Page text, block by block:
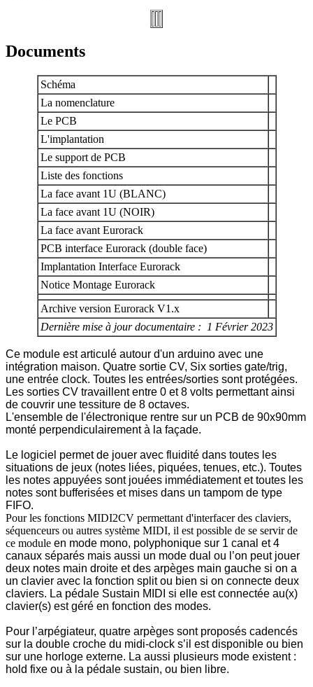
Documents
Schéma
La nomenclature
Le PCB
L'implantation
Le support de PCB
Liste des fonctions
La face avant 1U (BLANC)
La face avant 1U (NOIR)
La face avant Eurorack
PCB interface Eurorack (double face)
Implantation Interface Eurorack
Notice Montage Eurorack
Archive version Eurorack V1.x
Dernière mise à jour documentaire : 1 Février 2023
Ce module est articulé autour d'un arduino avec une
intégration maison. Quatre sortie CV, Six sorties gate/trig,
une entrée clock. Toutes les entrées/sorties sont protégées.
Les sorties CV travaillent entre 0 et 8 volts permettant ainsi
de couvrir une tessiture de 8 octaves.
L'ensemble de l'électronique rentre sur un PCB de 90x90mm
monté perpendiculairement à la façade.
Le logiciel permet de jouer avec fluidité dans toutes les
situations de jeux (notes liées, piquées, tenues, etc.). Toutes
les notes appuyées sont jouées immédiatement et toutes les
notes sont bufferisées et mises dans un tampom de type
FIFO.
Pour les fonctions MIDI2CV permettant d'interfacer des claviers,
séquenceurs ou autres système MIDI, il est possible de se servir de
ce module en mode mono, polyphonique sur 1 canal et 4
canaux séparés mais aussi un mode dual ou l’on peut jouer
deux notes main droite et des arpèges main gauche si on a
un clavier avec la fonction split ou bien si on connecte deux
claviers. La pédale Sustain MIDI si elle est connectée au(x)
clavier(s) est géré en fonction des modes.
Pour l’arpégiateur, quatre arpèges sont proposés cadencés
sur la double croche du midi-clock s’il est disponible ou bien
sur une horloge externe. La aussi plusieurs mode existent :
hold fixe ou à la pédale sustain, ou bien libre.